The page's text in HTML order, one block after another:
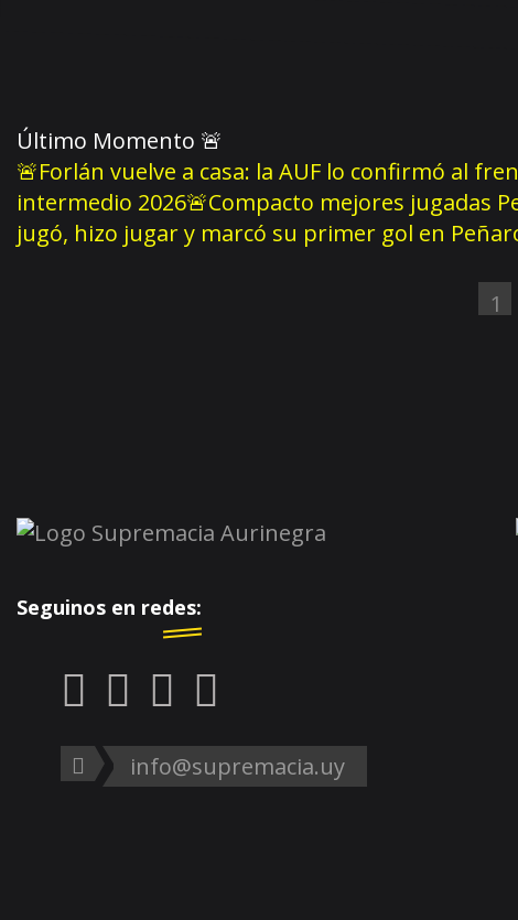
Último Momento 🚨
🚨Forlán vuelve a casa: la AUF lo confirmó al
intermedio 2026🚨Compacto mejores jugadas
jugó, hizo jugar y marcó su primer gol en
1
Seguinos en redes:
info@supremacia.uy